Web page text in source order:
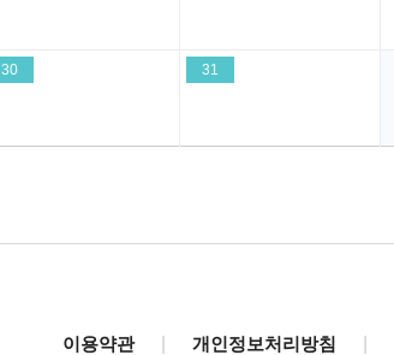
30 31
이용약관 개인정보처리방침